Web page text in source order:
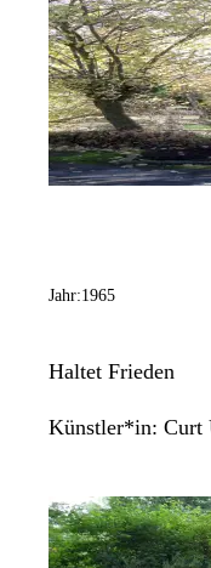
Jahr:1965
Haltet Frieden
Künstler*in: Curt